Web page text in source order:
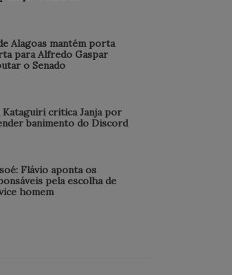
Alagoas mantém porta
para Alfredo Gaspar
o Senado
Kataguiri critica Janja por
banimento do Discord
Flávio aponta os
pela escolha de
homem